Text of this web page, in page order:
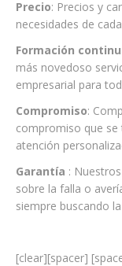
Precio: Precios y
necesidades de
Formación
más novedoso
empresarial para
Compromiso:
compromiso que
atención
Garantía :
sobre la falla o
siempre buscando
[clear][spacer]